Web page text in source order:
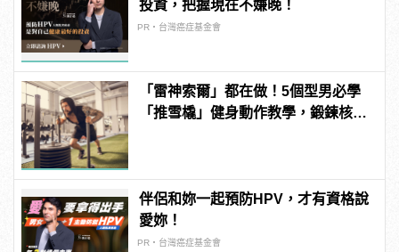
投資，把握現在不嫌晚！
PR・台灣癌症基金會
「雷神索爾」都在做！5個型男必學
「推雪橇」健身動作教學，鍛鍊核心
伴侶和妳一起預防HPV，才有資格說
愛妳！
PR・台灣癌症基金會